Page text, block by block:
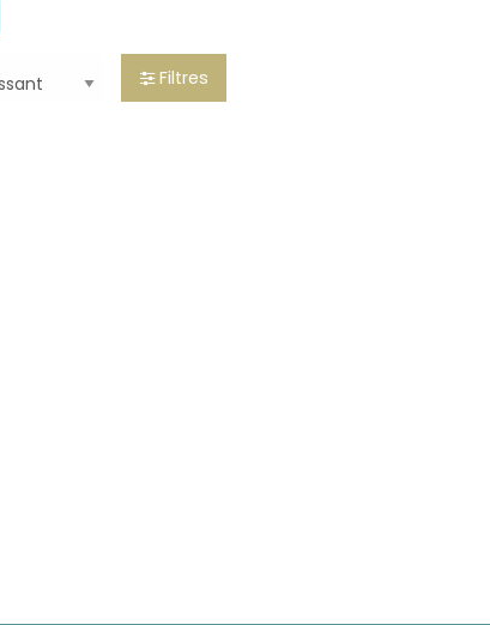
Filtres